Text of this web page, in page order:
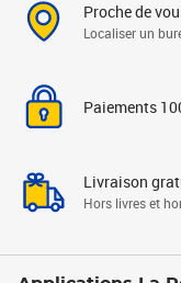
Proche de
Localiser un
Paiements
Livraison
Hors livres et